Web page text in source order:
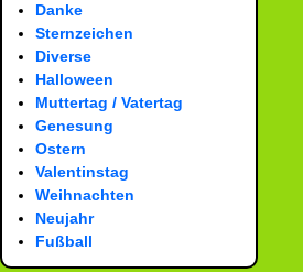
Danke
Sternzeichen
Diverse
Halloween
Muttertag / Vatertag
Genesung
Ostern
Valentinstag
Weihnachten
Neujahr
Fußball